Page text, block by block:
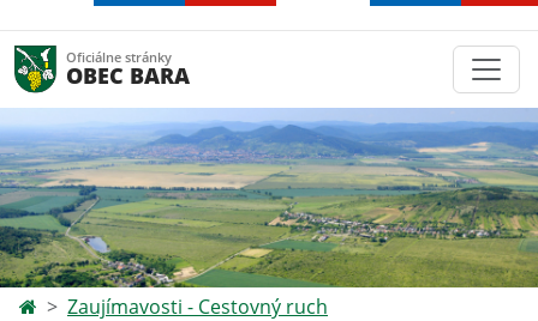
Oficiálne stránky
OBEC BARA
Zaujímavosti - Cestovný ruch